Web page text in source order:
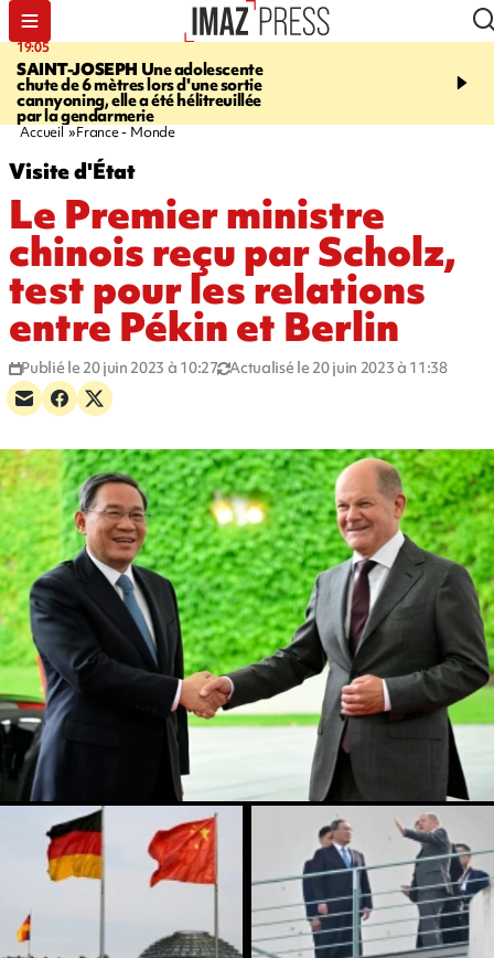
19:05
SAINT-JOSEPH Une adolescente
chute de 6 mètres lors d'une sortie
cannyoning, elle a été hélitreuillée
par la gendarmerie
20:44
rouée de coups,
Accueil France - Monde
Visite d'État
Le Premier ministre
chinois reçu par Scholz,
test pour les relations
entre Pékin et Berlin
Publié le 20 juin 2023 à 10:27 Actualisé le 20 juin 2023 à 11:38